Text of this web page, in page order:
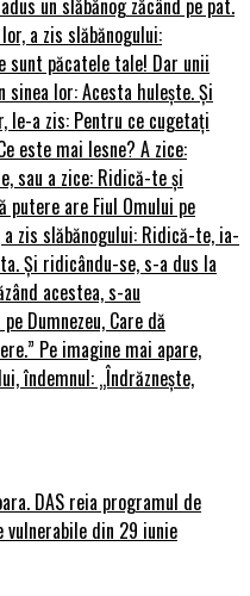
un slăbănog zăcând pe pat.
a zis slăbănogului:
sunt păcatele tale! Dar unii
lor: Acesta hulește. Și
le-a zis: Pentru ce cugetați
este mai lesne? A zice:
sau a zice: Ridică-te și
putere are Fiul Omului pe
zis slăbănogului: Ridică-te, ia-
Și ridicându-se, s-a dus la
acestea, s-au
Dumnezeu, Care dă
Pe imagine mai apare,
îndemnul: „Îndrăznește,
DAS reia programul de
din 29 iunie